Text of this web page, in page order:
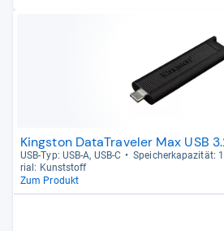
Kingston DataTraveler Max USB
USB-​Typ: USB-​A, USB-​C Spei­cher­ka­pa­zi­tät:
rial: Kunst­stoff
Zum Produkt